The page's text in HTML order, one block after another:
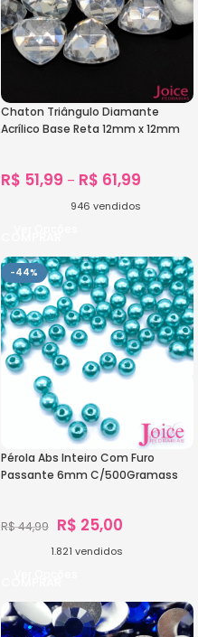
Chaton Triângulo Diamante
Acrílico Base Reta 12mm x 12mm
R$ 51,99 – R$ 61,99
946 vendidos
-44%
Pérola Abs Inteiro Com Furo
Passante 6mm C/500Gramass
R$44,99 R$ 25,00
1.821 vendidos